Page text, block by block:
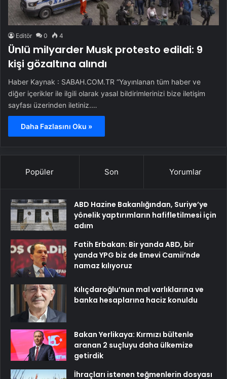
Editör 0 4
Ünlü milyarder Musk protesto edildi: 9
kişi gözaltına alındı
Haber Kaynak : SABAH.COM.TR “Yayınlanan tüm haber ve
diğer içerikler ile ilgili olarak yasal bildirimlerinizi bize iletişim
sayfası üzerinden iletiniz.…
Daha Fazlasını Oku »
Popüler Son Yorumlar
ABD Hazine Bakanlığından, Suriye’ye
yönelik yaptırımların hafifletilmesi için
adım
Fatih Erbakan: Bir yanda ABD, bir
yanda YPG biz de Emevi Camii’nde
namaz kılıyoruz
Kılıçdaroğlu’nun mal varlıklarına ve
banka hesaplarına haciz konuldu
Bakan Yerlikaya: Kırmızı bültenle
aranan 2 suçluyu daha ülkemize
getirdik
İhraçları istenen teğmenlerin dosyası